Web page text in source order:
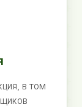
в том